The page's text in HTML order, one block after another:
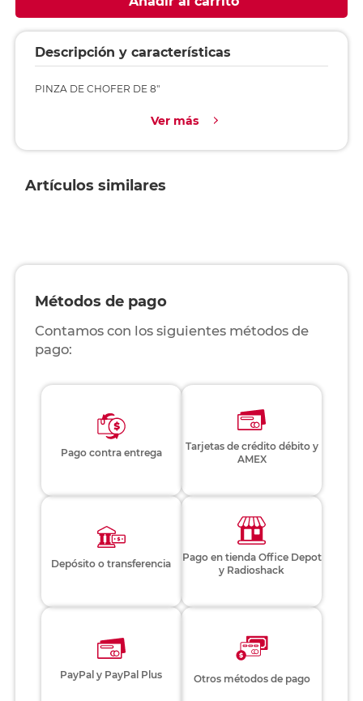
Descripción y características
PINZA DE CHOFER DE 8"
Ver más
Artículos similares
Métodos de pago
Contamos con los siguientes métodos de
pago:
Pago contra entrega
Tarjetas de crédito débito y
AMEX
Depósito o transferencia
Pago en tienda Office Depot
y Radioshack
PayPal y PayPal Plus Otros métodos de pago